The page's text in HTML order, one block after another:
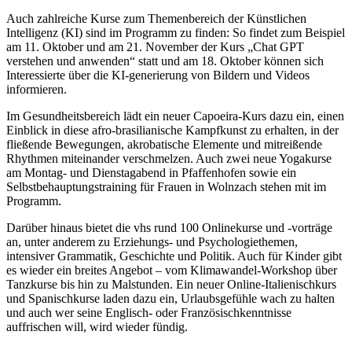
Auch zahlreiche Kurse zum Themenbereich der Künstlichen
Intelligenz (KI) sind im Programm zu finden: So findet zum Beispiel
am 11. Oktober und am 21. November der Kurs „Chat GPT
verstehen und anwenden“ statt und am 18. Oktober können sich
Interessierte über die KI-generierung von Bildern und Videos
informieren.
Im Gesundheitsbereich lädt ein neuer Capoeira-Kurs dazu ein, einen
Einblick in diese afro-brasilianische Kampfkunst zu erhalten, in der
fließende Bewegungen, akrobatische Elemente und mitreißende
Rhythmen miteinander verschmelzen. Auch zwei neue Yogakurse
am Montag- und Dienstagabend in Pfaffenhofen sowie ein
Selbstbehauptungstraining für Frauen in Wolnzach stehen mit im
Programm.
Darüber hinaus bietet die vhs rund 100 Onlinekurse und -vorträge
an, unter anderem zu Erziehungs- und Psychologiethemen,
intensiver Grammatik, Geschichte und Politik. Auch für Kinder gibt
es wieder ein breites Angebot – vom Klimawandel-Workshop über
Tanzkurse bis hin zu Malstunden. Ein neuer Online-Italienischkurs
und Spanischkurse laden dazu ein, Urlaubsgefühle wach zu halten
und auch wer seine Englisch- oder Französischkenntnisse
auffrischen will, wird wieder fündig.